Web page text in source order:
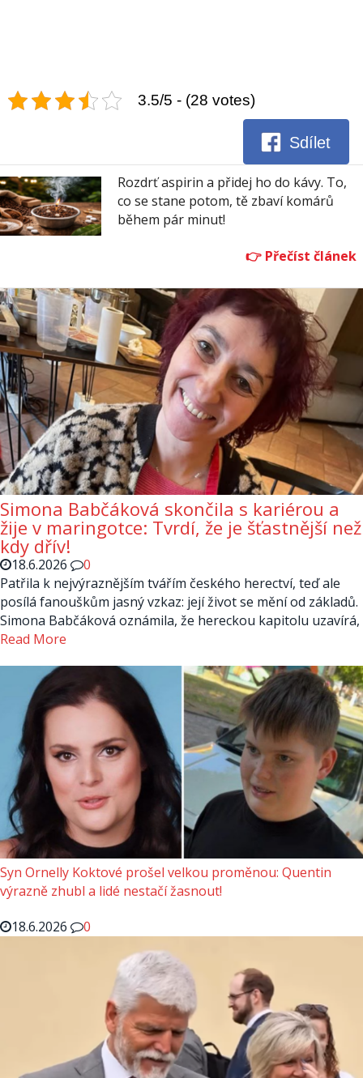
3.5/5 - (28 votes)
Sdílet
Rozdrť aspirin a přidej ho do kávy. To,
co se stane potom, tě zbaví komárů
během pár minut!
Simona Babčáková skončila s kariérou a
žije v maringotce: Tvrdí, že je šťastnější než
kdy dřív!
18.6.2026
0
Patřila k nejvýraznějším tvářím českého herectví, teď ale
posílá fanouškům jasný vzkaz: její život se mění od základů.
Simona Babčáková oznámila, že hereckou kapitolu uzavírá,
Read More
Syn Ornelly Koktové prošel velkou proměnou: Quentin
výrazně zhubl a lidé nestačí žasnout!
18.6.2026
0